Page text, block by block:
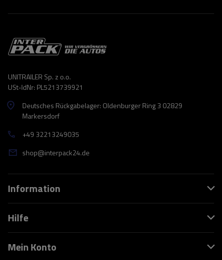
UNITRAILER Sp. z o.o.
USt-IdNr: PL5213739921
Deutsches Rückgabelager: Oldenburger Ring 3 02829
Markersdorf
+49 32213249035
shop@interpack24.de
Information
Hilfe
Mein Konto